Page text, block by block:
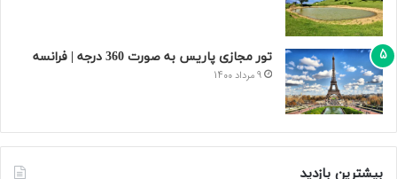
تور مجازی پاریس به صورت 360 درجه | فرانسه
9 مرداد 1400
بیشترین بازدید